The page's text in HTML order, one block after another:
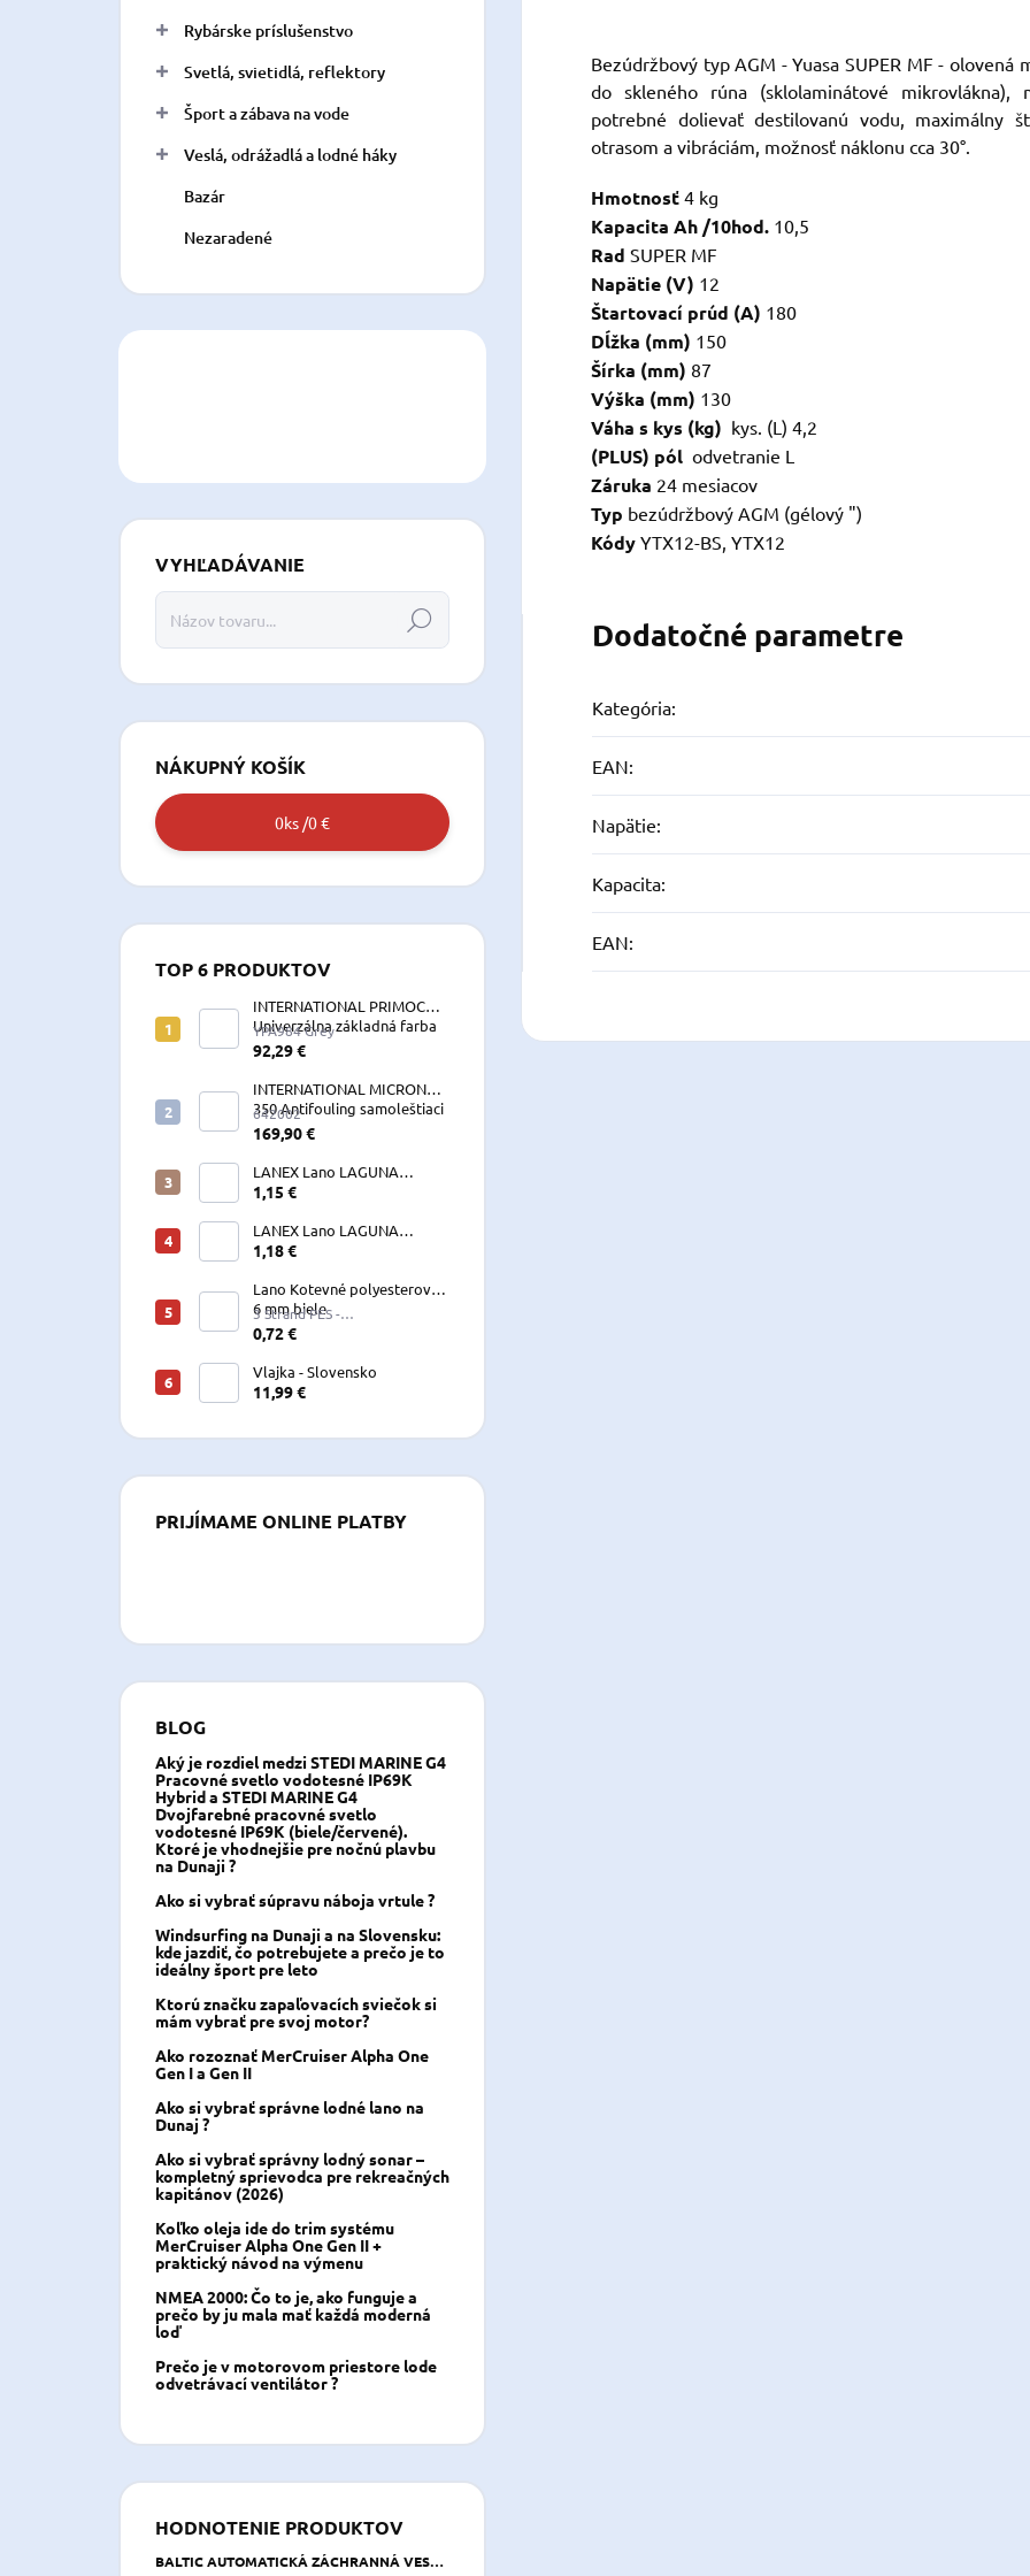
Rybárske príslušenstvo
Svetlá, svietidlá, reflektory
Šport a zábava na vode
Veslá, odrážadlá a lodné háky
Bazár
Nezaradené
VYHĽADÁVANIE
Hľadať
NÁKUPNÝ KOŠÍK
0ks /0 €
TOP 6 PRODUKTOV
INTERNATIONAL PRIMOCON
Univerzálna základná farba
2,5 L sivá
YPA984 Grey
92,29 €
INTERNATIONAL MICRON
350 Antifouling samoleštiaci
2,5 L
642002
169,90 €
LANEX Lano LAGUNA
vyväzovacie, kotevné
1,15 €
LANEX Lano LAGUNA
vyväzovacie, kotevné
1,18 €
Lano Kotevné polyesterové
6 mm biele
3 Strand PES -
W060LKE5A200R (122060)
0,72 €
Vlajka - Slovensko
11,99 €
PRIJÍMAME ONLINE PLATBY
BLOG
Aký je rozdiel medzi STEDI MARINE G4
Pracovné svetlo vodotesné IP69K
Hybrid a STEDI MARINE G4
Dvojfarebné pracovné svetlo
vodotesné IP69K (biele/červené).
Ktoré je vhodnejšie pre nočnú plavbu
na Dunaji ?
Ako si vybrať súpravu náboja vrtule ?
Windsurfing na Dunaji a na Slovensku:
kde jazdiť, čo potrebujete a prečo je to
ideálny šport pre leto
Ktorú značku zapaľovacích sviečok si
mám vybrať pre svoj motor?
Ako rozoznať MerCruiser Alpha One
Gen I a Gen II
Ako si vybrať správne lodné lano na
Dunaj ?
Ako si vybrať správny lodný sonar –
kompletný sprievodca pre rekreačných
kapitánov (2026)
Koľko oleja ide do trim systému
MerCruiser Alpha One Gen II +
praktický návod na výmenu
NMEA 2000: Čo to je, ako funguje a
prečo by ju mala mať každá moderná
loď
Prečo je v motorovom priestore lode
odvetrávací ventilátor ?
HODNOTENIE PRODUKTOV
BALTIC AUTOMATICKÁ ZÁCHRANNÁ VESTA BREEZE 165 N NAVY MODRÁ
Bezúdržbový typ AGM - Yuasa SUPER MF -
do skleného rúna (sklolaminátové
potrebné dolievať destilovanú vodu, maximálny
otrasom a vibráciám, možnosť náklonu cca 30°.
Hmotnosť 4 kg
Kapacita Ah /10hod. 10,5
Rad SUPER MF
Napätie (V) 12
Štartovací prúd (A) 180
Dĺžka (mm) 150
Šírka (mm) 87
Výška (mm) 130
Váha s kys (kg) kys. (L) 4,2
(PLUS) pól odvetranie L
Záruka 24 mesiacov
Typ bezúdržbový AGM (gélový ")
Kódy YTX12-BS, YTX12
Dodatočné parametre
Kategória:
EAN:
Napätie:
Kapacita:
EAN: